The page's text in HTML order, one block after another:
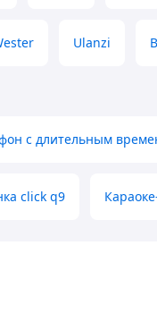
Ulanzi
с длительным
click q9